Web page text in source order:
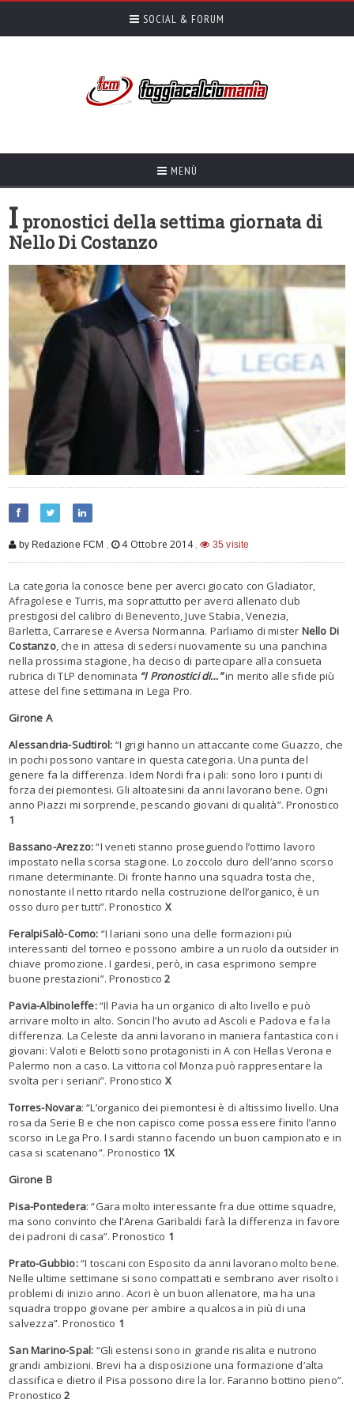
SOCIAL & FORUM
MENÙ
Ipronostici della settima giornata di
Nello Di Costanzo
by Redazione FCM , 4 Ottobre 2014, 35 visite
La categoria la conosce bene per averci giocato con Gladiator,
Afragolese e Turris, ma soprattutto per averci allenato club
prestigosi del calibro di Benevento, Juve Stabia, Venezia,
Barletta, Carrarese e Aversa Normanna. Parliamo di mister Nello Di
Costanzo, che in attesa di sedersi nuovamente su una panchina
nella prossima stagione, ha deciso di partecipare alla consueta
rubrica di TLP denominata “I Pronostici di…”in merito alle sfide più
attese del fine settimana in Lega Pro.
Girone A
Alessandria-Sudtirol: “I grigi hanno un attaccante come Guazzo, che
in pochi possono vantare in questa categoria. Una punta del
genere fa la differenza. Idem Nordi fra i pali: sono loro i punti di
forza dei piemontesi. Gli altoatesini da anni lavorano bene. Ogni
anno Piazzi mi sorprende, pescando giovani di qualità”. Pronostico
1
Bassano-Arezzo:“I veneti stanno proseguendo l’ottimo lavoro
impostato nella scorsa stagione. Lo zoccolo duro dell’anno scorso
rimane determinante. Di fronte hanno una squadra tosta che,
nonostante il netto ritardo nella costruzione dell’organico, è un
osso duro per tutti”. Pronostico X
FeralpiSalò-Como: “I lariani sono una delle formazioni più
interessanti del torneo e possono ambire a un ruolo da outsider in
chiave promozione. I gardesi, però, in casa esprimono sempre
buone prestazioni”. Pronostico2
Pavia-Albinoleffe:“Il Pavia ha un organico di alto livello e può
arrivare molto in alto. Soncin l’ho avuto ad Ascoli e Padova e fa la
differenza. La Celeste da anni lavorano in maniera fantastica con i
giovani: Valoti e Belotti sono protagonisti in A con Hellas Verona e
Palermo non a caso. La vittoria col Monza può rappresentare la
svolta per i seriani”. Pronostico X
Torres-Novara: “L’organico dei piemontesi è di altissimo livello. Una
rosa da Serie B e che non capisco come possa essere finito l’anno
scorso in Lega Pro. I sardi stanno facendo un buon campionato e in
casa si scatenano”. Pronostico 1X
Girone B
Pisa-Pontedera: “Gara molto interessante fra due ottime squadre,
ma sono convinto che l’Arena Garibaldi farà la differenza in favore
dei padroni di casa”. Pronostico 1
Prato-Gubbio:“I toscani con Esposito da anni lavorano molto bene.
Nelle ultime settimane si sono compattati e sembrano aver risolto i
problemi di inizio anno. Acori è un buon allenatore, ma ha una
squadra troppo giovane per ambire a qualcosa in più di una
salvezza”. Pronostico 1
San Marino-Spal: “Gli estensi sono in grande risalita e nutrono
grandi ambizioni. Brevi ha a disposizione una formazione d’alta
classifica e dietro il Pisa possono dire la lor. Faranno bottino pieno”.
Pronostico2